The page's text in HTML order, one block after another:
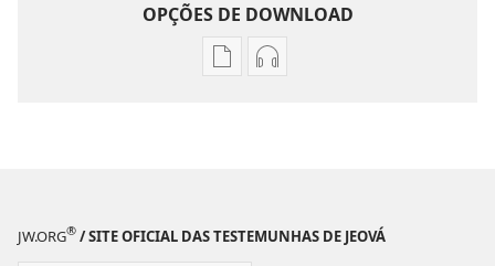
OPÇÕES DE DOWNLOAD
Opções
SENTINELA
Opções
SENTINELA
JW.ORG® / SITE OFICIAL DAS TESTEMUNHAS DE JEOVÁ